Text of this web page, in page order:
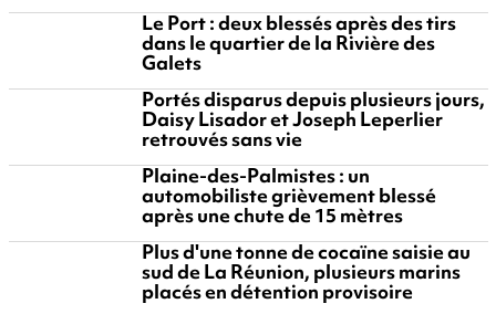
Le Port : deux blessés après des tirs
dans le quartier de la Rivière des
Galets
Portés disparus depuis plusieurs jours,
Daisy Lisador et Joseph Leperlier
retrouvés sans vie
Plaine-des-Palmistes : un
automobiliste grièvement blessé
après une chute de 15 mètres
Plus d'une tonne de cocaïne saisie au
sud de La Réunion, plusieurs marins
placés en détention provisoire